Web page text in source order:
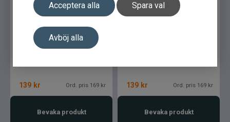
Acceptera alla Spara val
Avböj alla
Tomic Classic 4" 151210a
139 kr Ord. pris 169 kr
Bevaka produkt
139 kr Ord. pris 169 kr
Bevaka produkt